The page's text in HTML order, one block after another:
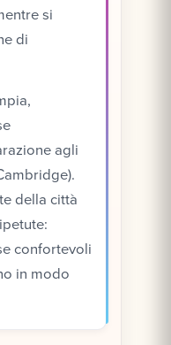
si
di
agli
della città
confortevoli
in modo